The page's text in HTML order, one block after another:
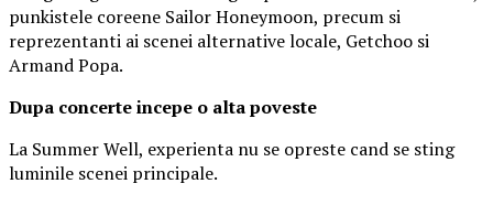
punkistele coreene Sailor Honeymoon, precum si
reprezentanti ai scenei alternative locale, Getchoo si
Armand Popa.
Dupa concerte incepe o alta poveste
La Summer Well, experienta nu se opreste cand se sting
luminile scenei principale.